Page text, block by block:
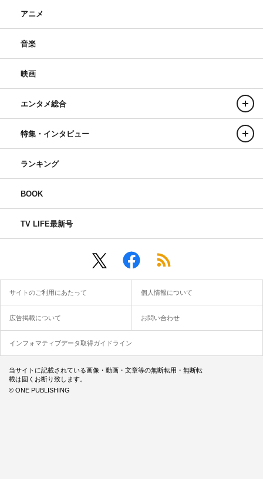
アニメ
音楽
映画
エンタメ総合
特集・インタビュー
ランキング
BOOK
TV LIFE最新号
サイトのご利用にあたって 個人情報について
広告掲載について お問い合わせ
インフォマティブデータ取得ガイドライン
当サイトに記載されている画像・動画・文章等の無断転用・無断転
載は固くお断り致します。
© ONE PUBLISHING